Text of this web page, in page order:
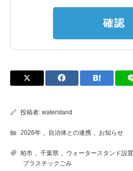
確認
投稿者: waterstand
2026年 , 自治体との連携 , お知らせ
柏市 , 千葉県 , ウォータースタンド設置
プラスチックごみ